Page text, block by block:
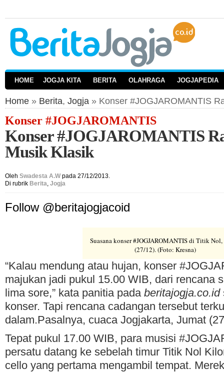
HOME JOGJA KITA BERITA OLAHRAGA JOGJAPEDIA
Home » Berita, Jogja » Konser #JOGJAROMANTIS
Konser #JOGJAROMANTIS
Konser #JOGJAROMANTIS
Musik Klasik
Oleh Swadesta A.W pada 27/12/2013.
Di rubrik Berita, Jogja
Follow @beritajogjacoid
Suasana konser #JOGJAROMANTIS di Titik Nol,
(27/12). (Foto: Kresna)
“Kalau mendung atau hujan, konser
majukan jadi pukul 15.00 WIB, dari rencana
lima sore,” kata panitia pada beritajogja.co.id
konser. Tapi rencana cadangan tersebut
dalam.Pasalnya, cuaca Jogjakarta, Jumat
Tepat pukul 17.00 WIB, para musisi
persatu datang ke sebelah timur Titik Nol
cello yang pertama mengambil tempat.